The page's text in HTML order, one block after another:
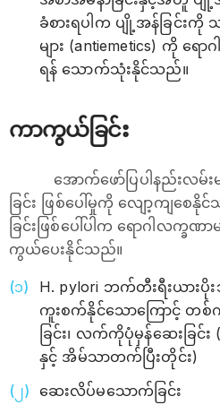
ခံစားရပါက ပျို့အန်ခြင်း
များ (antiemetics) ကို ရေ
ရန် သောက်သုံးနိုင်သည်။
ကာကွယ်ခြင်း
အောက်ဖော်ပြပါနည်းလမ်
ခြင်း ဖြစ်ပေါ်မှုကို လျော့ကျစေ
ခြင်းဖြစ်ပေါ်ပါက ရောဂါလက္ခဏ
ကွယ်ပေးနိုင်သည်။
H. pylori ဘက်တီးရီးယား
ကူးစက်နိုင်သောကြောင့် တ
ခြင်း၊ လက်ကိုပုံမှန်ဆေးခြင်
နှင့် အိမ်သာတက်ပြီးတိုင်း)
ဆေးလိပ်မသောက်ခြင်း